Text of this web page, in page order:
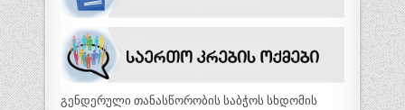
გენდერული თანასწორობის საბჭოს სხდომის